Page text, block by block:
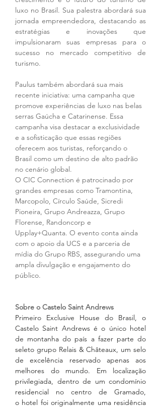
luxo no Brasil. Sua palestra abordará sua
jornada empreendedora, destacando as
estratégias e inovações que
impulsionaram suas empresas para o
sucesso no mercado competitivo de
turismo.
Paulus também abordará sua mais
recente iniciativa: uma campanha que
promove experiências de luxo nas belas
serras Gaúcha e Catarinense. Essa
campanha visa destacar a exclusividade
e a sofisticação que essas regiões
oferecem aos turistas, reforçando o
Brasil como um destino de alto padrão
no cenário global.
O CIC Connection é patrocinado por
grandes empresas como Tramontina,
Marcopolo, Círculo Saúde, Sicredi
Pioneira, Grupo Andreazza, Grupo
Florense, Randoncorp e
Upplay+Quanta. O evento conta ainda
com o apoio da UCS e a parceria de
mídia do Grupo RBS, assegurando uma
ampla divulgação e engajamento do
público.
Sobre o Castelo Saint Andrews
Primeiro Exclusive House do Brasil, o
Castelo Saint Andrews é o único hotel
de montanha do país a fazer parte do
seleto grupo Relais & Châteaux, um selo
de excelência reservado apenas aos
melhores do mundo. Em localização
privilegiada, dentro de um condomínio
residencial no centro de Gramado,
o hotel foi originalmente uma residência